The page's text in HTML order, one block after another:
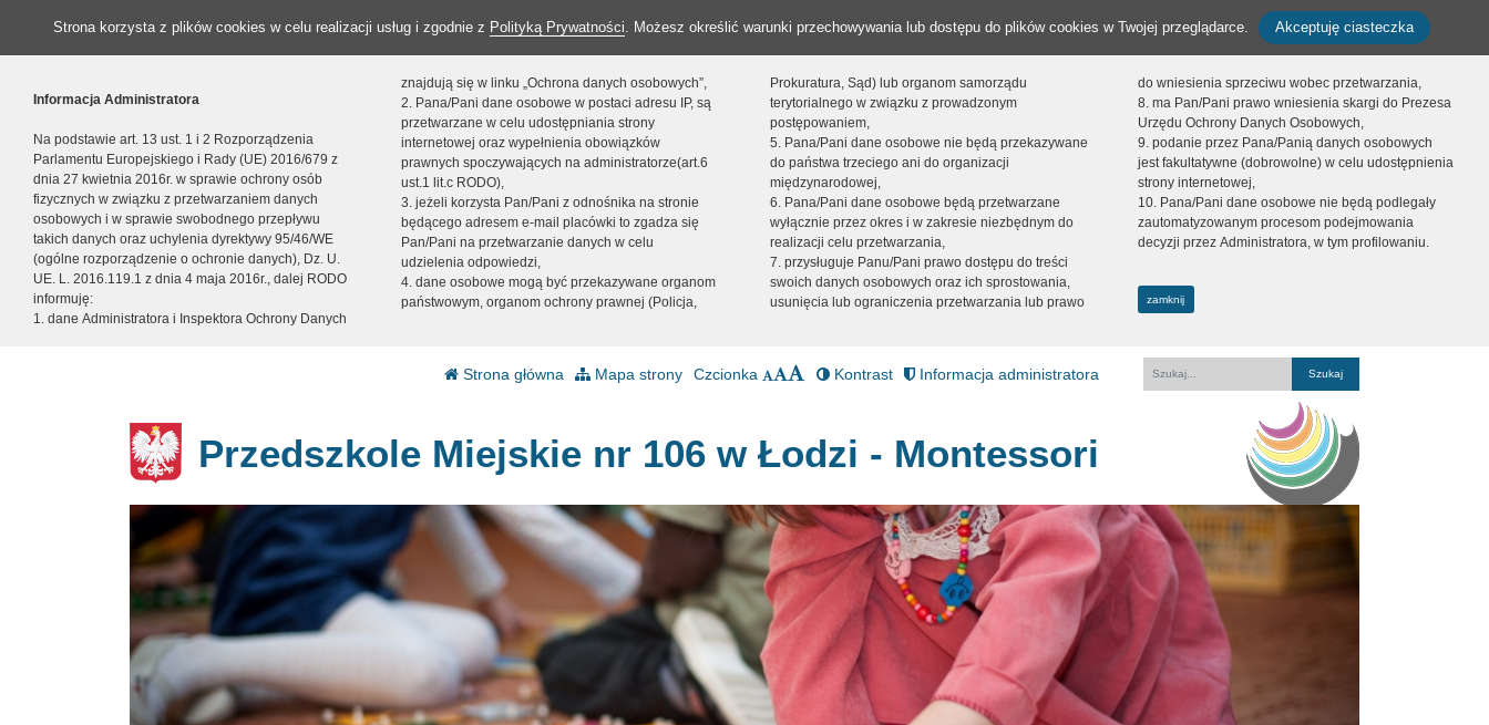
Strona korzysta z plików cookies w celu realizacji usług i zgodnie z Polityką Prywatności. Możesz określić warunki przechowywania lub dostępu do plików cookies w Twojej przeglądarce. Akceptuję ciasteczka
Informacja Administratora
Na podstawie art. 13 ust. 1 i 2 Rozporządzenia
Parlamentu Europejskiego i Rady (UE) 2016/679 z
dnia 27 kwietnia 2016r. w sprawie ochrony osób
fizycznych w związku z przetwarzaniem danych
osobowych i w sprawie swobodnego przepływu
takich danych oraz uchylenia dyrektywy 95/46/WE
(ogólne rozporządzenie o ochronie danych), Dz. U.
UE. L. 2016.119.1 z dnia 4 maja 2016r., dalej RODO
informuję:
1. dane Administratora i Inspektora Ochrony Danych
znajdują się w linku „Ochrona danych osobowych”,
2. Pana/Pani dane osobowe w postaci adresu IP, są
przetwarzane w celu udostępniania strony
internetowej oraz wypełnienia obowiązków
prawnych spoczywających na administratorze(art.6
ust.1 lit.c RODO),
3. jeżeli korzysta Pan/Pani z odnośnika na stronie
będącego adresem e-mail placówki to zgadza się
Pan/Pani na przetwarzanie danych w celu
udzielenia odpowiedzi,
4. dane osobowe mogą być przekazywane organom
państwowym, organom ochrony prawnej (Policja,
Prokuratura, Sąd) lub organom samorządu
terytorialnego w związku z prowadzonym
postępowaniem,
5. Pana/Pani dane osobowe nie będą przekazywane
do państwa trzeciego ani do organizacji
międzynarodowej,
6. Pana/Pani dane osobowe będą przetwarzane
wyłącznie przez okres i w zakresie niezbędnym do
realizacji celu przetwarzania,
7. przysługuje Panu/Pani prawo dostępu do treści
swoich danych osobowych oraz ich sprostowania,
usunięcia lub ograniczenia przetwarzania lub prawo
do wniesienia sprzeciwu wobec przetwarzania,
8. ma Pan/Pani prawo wniesienia skargi do Prezesa
Urzędu Ochrony Danych Osobowych,
9. podanie przez Pana/Panią danych osobowych
jest fakultatywne (dobrowolne) w celu udostępnienia
strony internetowej,
10. Pana/Pani dane osobowe nie będą podlegały
zautomatyzowanym procesom podejmowania
decyzji przez Administratora, w tym profilowaniu.
zamknij
Strona główna Mapa strony Czcionka Kontrast Informacja administratora
Fraza
Przedszkole Miejskie nr 106 w Łodzi - Montessori